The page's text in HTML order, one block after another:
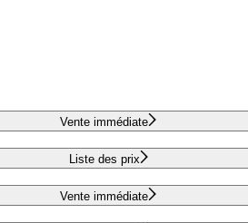
Vente immédiate
Liste des prix
Vente immédiate